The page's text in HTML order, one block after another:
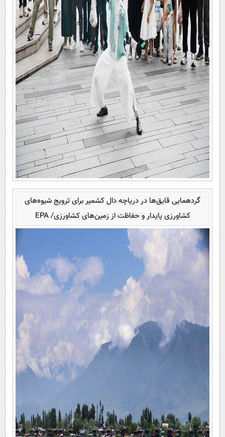
گردهمایی قایق‌ها در دریاچه دال کشمیر برای ترویج شیوه‌های
کشاورزی پایدار و حفاظت از زمین‌های کشاورزی/ EPA